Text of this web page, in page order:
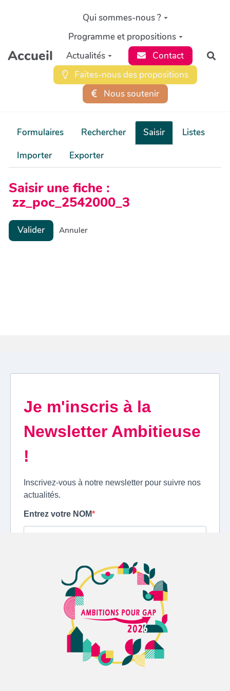
Aller au contenu principal
Accueil
Qui sommes-nous ?
Programme et propositions
Actualités
Contact
Faites-nous des propositions
Nous soutenir
Formulaires Rechercher Saisir
Listes
Importer
Exporter
Saisir une fiche :
zz_poc_2542000_3
Valider Annuler